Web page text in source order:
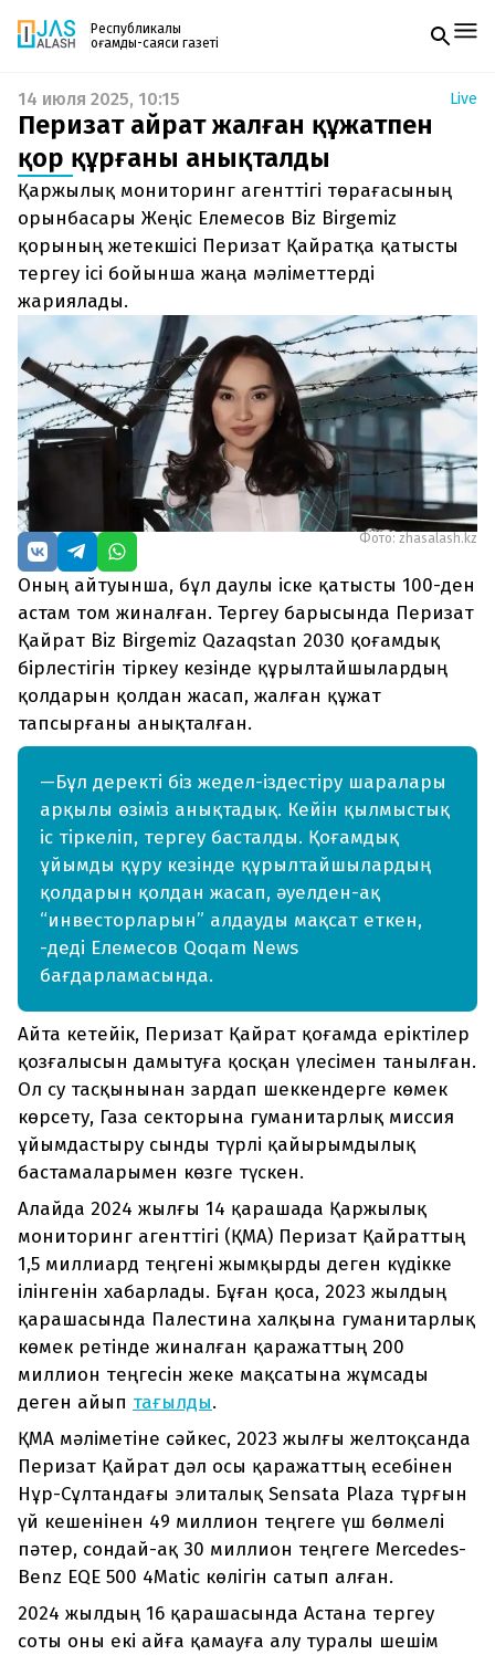
Республикалық
қоғамдық-саяси газеті
Жаңалықтар
Спорт
Live
Руханият
Аймақ
Архив
Заң және тәртіп
Редакциямен байланыс
+7 708 604 51 06
Жарнама бөлімі
+7 701 220 64 52
Пошта
zhasalash100@gmail.com
Газетке жазылу
PDF форматтағы газетті ай сайын электронды
поштаңызға алып отырыңыз. Жаңа нөмір
шыққан сәтте сізге бірден жіберіледі. Тек email
енгізіңіз, біз қалғанын өзіміз жібереміз.
14 июля 2025, 10:15 Live
Перизат Қайрат жалған құжатпен
қор құрғаны анықталды
Қаржылық мониторинг агенттігі төрағасының
орынбасары Жеңіс Елемесов Biz Birgemiz
қорының жетекшісі Перизат Қайратқа қатысты
тергеу ісі бойынша жаңа мәліметтерді
жариялады.
Фото: zhasalash.kz
Оның айтуынша, бұл даулы іске қатысты 100-ден
астам том жиналған. Тергеу барысында Перизат
Қайрат Biz Birgemiz Qazaqstan 2030 қоғамдық
бірлестігін тіркеу кезінде құрылтайшылардың
қолдарын қолдан жасап, жалған құжат
тапсырғаны анықталған.
—Бұл деректі біз жедел-іздестіру шаралары
арқылы өзіміз анықтадық. Кейін қылмыстық
іс тіркеліп, тергеу басталды. Қоғамдық
ұйымды құру кезінде құрылтайшылардың
қолдарын қолдан жасап, әуелден-ақ
“инвесторларын” алдауды мақсат еткен,
-деді Елемесов Qoqam News
бағдарламасында.
Айта кетейік, Перизат Қайрат қоғамда еріктілер
қозғалысын дамытуға қосқан үлесімен танылған.
Ол су тасқынынан зардап шеккендерге көмек
көрсету, Газа секторына гуманитарлық миссия
ұйымдастыру сынды түрлі қайырымдылық
бастамаларымен көзге түскен.
Алайда 2024 жылғы 14 қарашада Қаржылық
мониторинг агенттігі (ҚМА) Перизат Қайраттың
1,5 миллиард теңгені жымқырды деген күдікке
ілінгенін хабарлады. Бұған қоса, 2023 жылдың
қарашасында Палестина халқына гуманитарлық
көмек ретінде жиналған қаражаттың 200
миллион теңгесін жеке мақсатына жұмсады
деген айып тағылды.
ҚМА мәліметіне сәйкес, 2023 жылғы желтоқсанда
Перизат Қайрат дәл осы қаражаттың есебінен
Нұр-Сұлтандағы элиталық Sensata Plaza тұрғын
үй кешенінен 49 миллион теңгеге үш бөлмелі
пәтер, сондай-ақ 30 миллион теңгеге Mercedes-
Benz EQE 500 4Matic көлігін сатып алған.
2024 жылдың 16 қарашасында Астана тергеу
соты оны екі айға қамауға алу туралы шешім